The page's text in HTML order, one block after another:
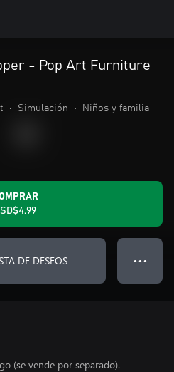
- Pop Art Furniture
• Simulación • Niños y familia
DE DESEOS ● ● ●
(se vende por separado).